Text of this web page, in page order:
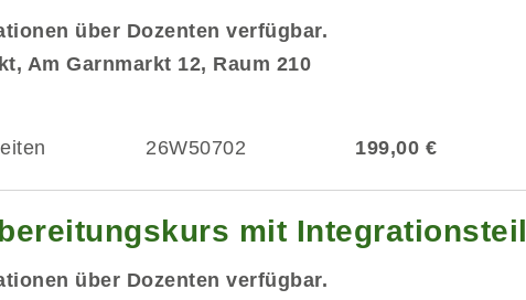
über Dozenten verfügbar.
Am Garnmarkt 12, Raum 210
26W50702 199,00 €
mit Integrationsteil
über Dozenten verfügbar.